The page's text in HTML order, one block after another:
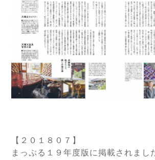
【２０１８０７】
まっぷる１９年度版に掲載されまし